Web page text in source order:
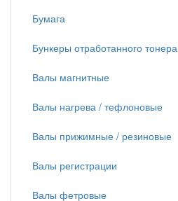
Бумага
Бункеры отработанного тонера
Валы магнитные
Валы нагрева / тефлоновые
Валы прижимные / резиновые
Валы регистрации
Валы фетровые